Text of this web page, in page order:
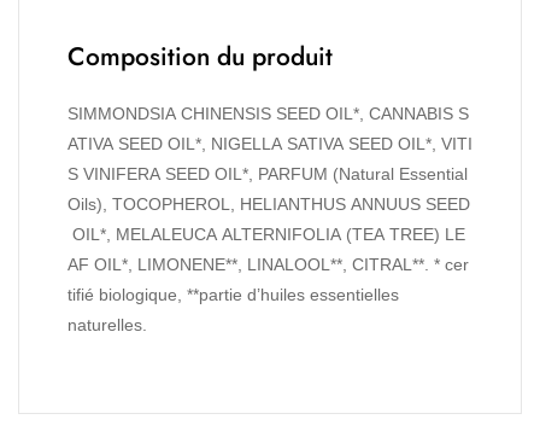
Composition du produit
SIMMONDSIA CHINENSIS SEED OIL*, CANNABIS S
ATIVA SEED OIL*, NIGELLA SATIVA SEED OIL*, VITI
S VINIFERA SEED OIL*, PARFUM (Natural Essential
Oils), TOCOPHEROL, HELIANTHUS ANNUUS SEED
OIL*, MELALEUCA ALTERNIFOLIA (TEA TREE) LE
AF OIL*, LIMONENE**, LINALOOL**, CITRAL**. * cer
tifié biologique, **partie d’huiles essentielles
naturelles.